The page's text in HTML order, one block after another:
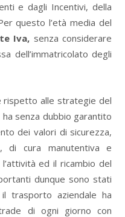
e dagli Incentivi, della
questo l’età media del
Iva, senza considerare
dell’immatricolato degli
rispetto alle strategie del
senza dubbio garantito
dei valori di sicurezza,
di cura manutentiva e
ed il ricambio del
dunque sono stati
il trasporto aziendale ha
di ogni giorno con